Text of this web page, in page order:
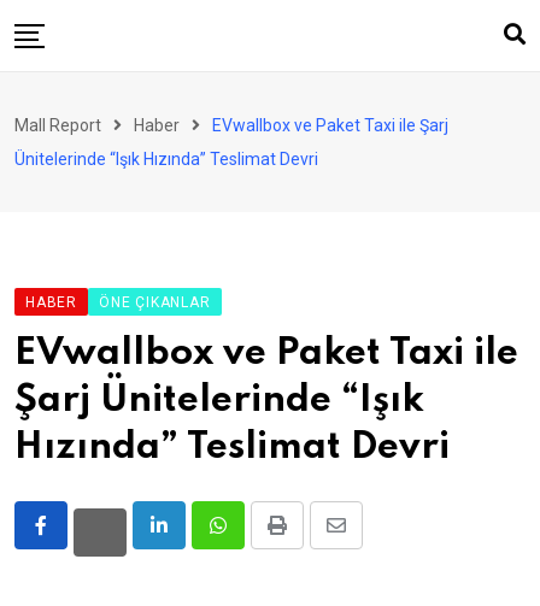
to
Perakende
Ürün ve Hizmet
Enerji
Haber
Gündem
Mall Report Haber
EVwallbox ve Paket Taxi ile Şarj
Ünitelerinde “Işık Hızında” Teslimat Devri
HABER ÖNE ÇIKANLAR
EVwallbox ve Paket Taxi ile
Şarj Ünitelerinde “Işık
Hızında” Teslimat Devri
LinkedInWhatsappPrint
Share